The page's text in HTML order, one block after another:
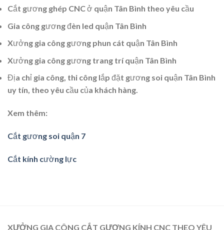
Cắt gương ghép CNC ở quận Tân Bình theo yêu cầu
Gia công gương đèn led quận Tân Bình
Xưởng gia công gương phun cát quận Tân Bình
Xưởng gia công gương trang trí quận Tân Bình
Địa chỉ gia công, thi công lắp đặt gương soi quận Tân Bình
uy tín, theo yêu cầu của khách hàng.
Xem thêm:
Cắt gương soi quận 7
Cắt kính cường lực
XƯỞNG GIA CÔNG CẮT GƯƠNG KÍNH CNC THEO YÊU